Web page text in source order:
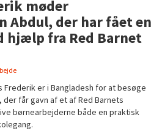
møder
Abdul, der har fået en
hjælp fra Red Barnet
Frederik er i Bangladesh for at besøge
får gavn af et af Red Barnets
børnearbejderne både en praktisk